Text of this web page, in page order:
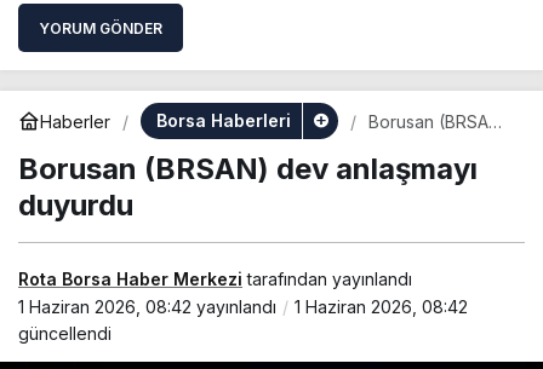
YORUM GÖNDER
Haberler Borsa Haberleri
Borusan (BRSAN)
duyurdu
Borusan (BRSAN) dev anlaşmayı
duyurdu
Rota Borsa Haber Merkezi tarafından yayınlandı
1 Haziran 2026, 08:42 yayınlandı
1 Haziran 2026, 08:42
güncellendi